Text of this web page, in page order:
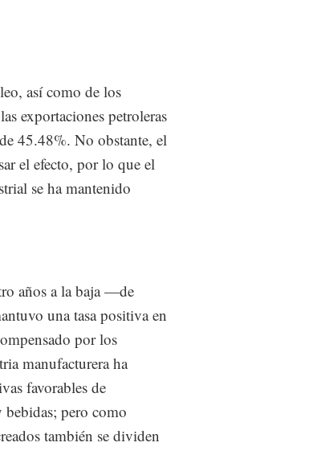
así como de los
exportaciones petroleras
45.48%. No obstante, el
el efecto, por lo que el
se ha mantenido
años a la baja —de
una tasa positiva en
por los
manufacturera ha
favorables de
pero como
también se dividen